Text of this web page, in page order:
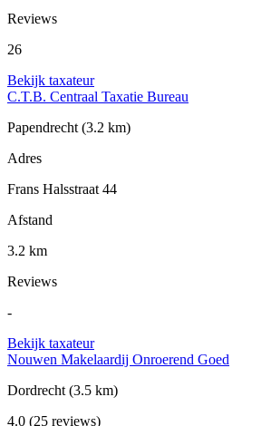
Reviews
26
Bekijk taxateur
C.T.B. Centraal Taxatie Bureau
Papendrecht (3.2 km)
Adres
Frans Halsstraat 44
Afstand
3.2 km
Reviews
-
Bekijk taxateur
Nouwen Makelaardij Onroerend Goed
Dordrecht (3.5 km)
4.0 (25 reviews)